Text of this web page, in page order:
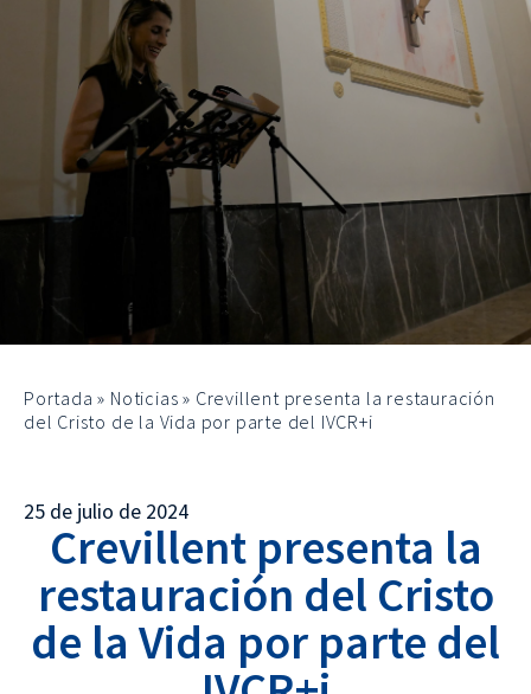
Portada » Noticias » Crevillent presenta la restauración
del Cristo de la Vida por parte del IVCR+i
25 de julio de 2024
Crevillent presenta la
restauración del Cristo
de la Vida por parte del